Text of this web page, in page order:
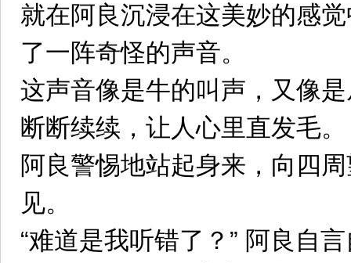
就在阿良沉浸在这美妙的感
了一阵奇怪的声音。
这声音像是牛的叫声，又像
断断续续，让人心里直发毛。
阿良警惕地站起身来，向四
见。
“难道是我听错了？” 阿良自